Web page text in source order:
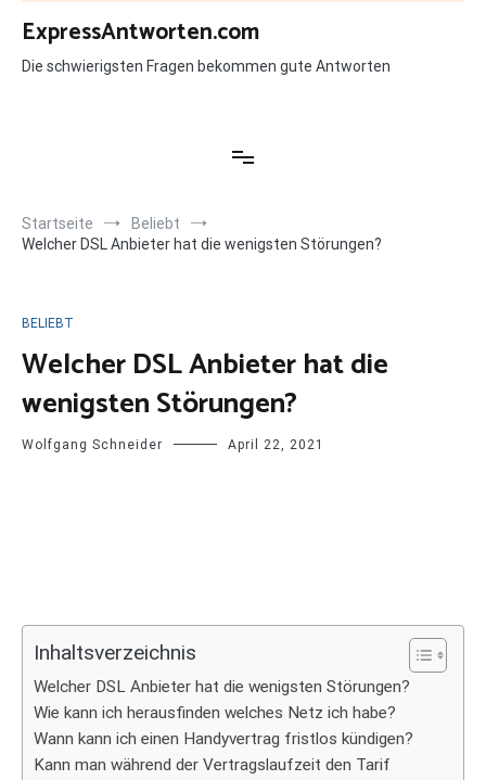
Zum
Inhalt
springen
ExpressAntworten.com
Die schwierigsten Fragen bekommen gute Antworten
Startseite
Beliebt
Welcher DSL Anbieter hat die wenigsten Störungen?
BELIEBT
Welcher DSL Anbieter hat die
wenigsten Störungen?
Wolfgang Schneider April 22, 2021
Inhaltsverzeichnis
Welcher DSL Anbieter hat die wenigsten Störungen?
Wie kann ich herausfinden welches Netz ich habe?
Wann kann ich einen Handyvertrag fristlos kündigen?
Kann man während der Vertragslaufzeit den Tarif